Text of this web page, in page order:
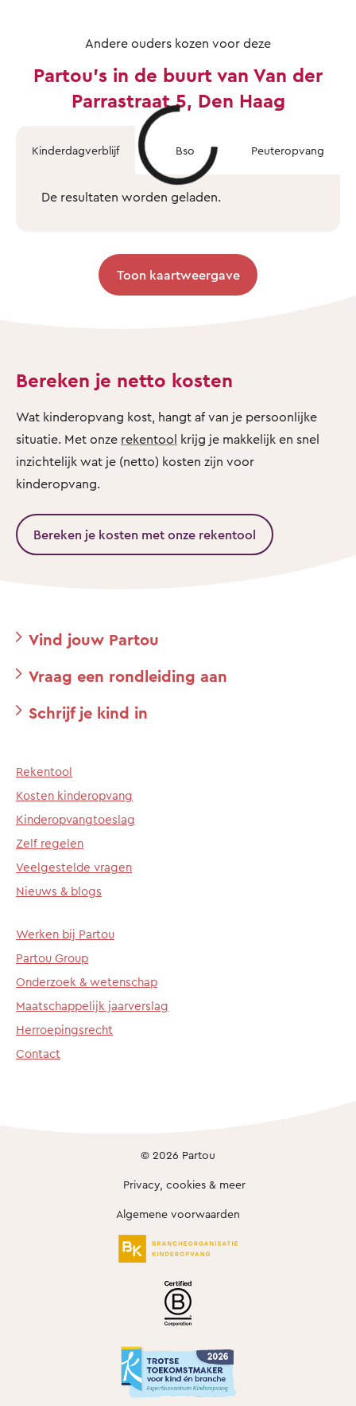
Andere ouders kozen voor deze
Partou's in de buurt van Van der
Parrastraat 5, Den Haag
Kinderdagverblijf Bso Peuteropvang
De resultaten worden geladen.
Toon kaartweergave
Bereken je netto kosten
Wat kinderopvang kost, hangt af van je persoonlijke
situatie. Met onze rekentool krijg je makkelijk en snel
inzichtelijk wat je (netto) kosten zijn voor
kinderopvang.
Bereken je kosten met onze rekentool
Vind jouw Partou
Vraag een rondleiding aan
Schrijf je kind in
Rekentool
Kosten kinderopvang
Kinderopvangtoeslag
Zelf regelen
Veelgestelde vragen
Nieuws & blogs
Werken bij Partou
Partou Group
Onderzoek & wetenschap
Maatschappelijk jaarverslag
Herroepingsrecht
Contact
© 2026 Partou
Privacy, cookies & meer
Algemene voorwaarden